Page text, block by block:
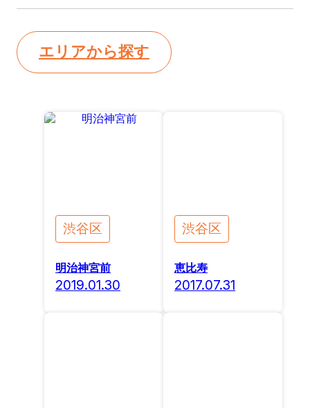
エリアから探す
渋谷区
明治神宮前
2019.01.30
渋谷区
恵比寿
2017.07.31